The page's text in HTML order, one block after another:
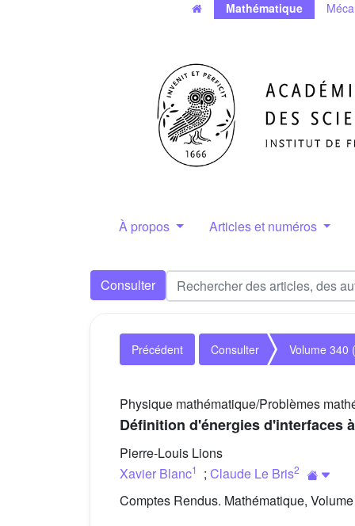
Mathématique
À propos Articles et numéros
Consulter
Précédent Consulter Volume 340
Physique mathématique/Problèmes
Définition d'énergies d'interfaces
Pierre-Louis Lions
Xavier Blanc1 ; Claude Le Bris2
Comptes Rendus. Mathématique,